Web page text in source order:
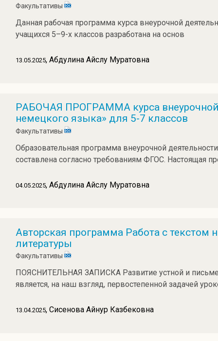
Факультативы
Данная рабочая программа курса внеурочной
учащихся 5–9-х классов разработана на основ
13.05.2025, Абдулина Айслу Муратовна
РАБОЧАЯ ПРОГРАММА курса внеурочной
немецкого языка» для 5-7 классов
Факультативы
Образовательная программа внеурочной
составлена согласно требованиям ФГОС. Настоящая
04.05.2025, Абдулина Айслу Муратовна
Авторская программа Работа с текстом
литературы
Факультативы
ПОЯСНИТЕЛЬНАЯ ЗАПИСКА Развитие устной и
является, на наш взгляд, первостепенной задачей
13.04.2025, Сисенова Айнур Казбековна